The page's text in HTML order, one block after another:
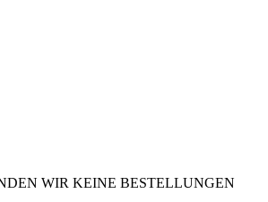
WIR KEINE BESTELLUNGEN